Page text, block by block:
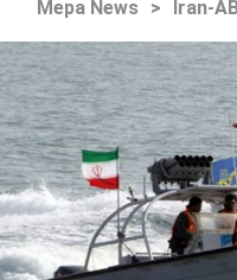
Mepa News > İran-